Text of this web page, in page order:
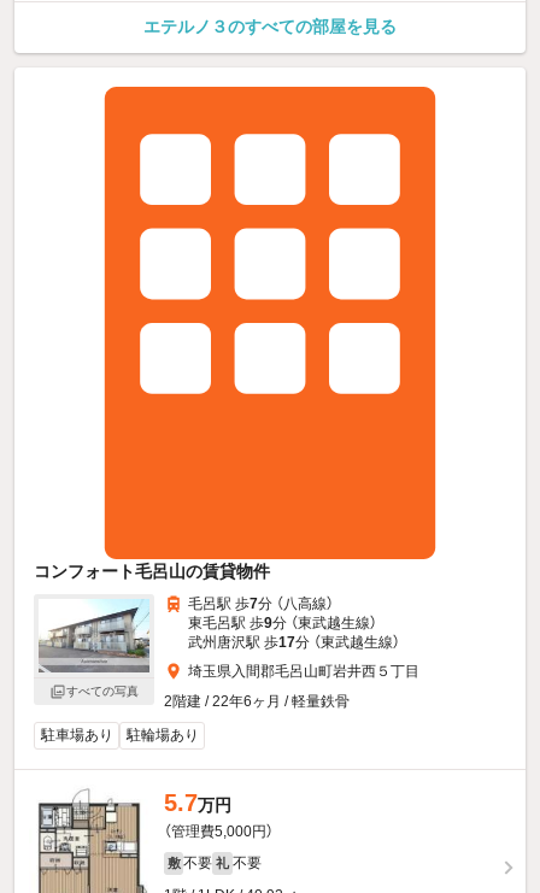
エテルノ３のすべての部屋を見る
コンフォート毛呂山の賃貸物件
すべての写真
毛呂駅 歩7分 （八高線）
東毛呂駅 歩9分 （東武越生線）
武州唐沢駅 歩17分 （東武越生線）
埼玉県入間郡毛呂山町岩井西５丁目
2階建 / 22年6ヶ月 / 軽量鉄骨
駐車場あり
駐輪場あり
5.7万円
（管理費5,000円）
敷 不要 礼 不要